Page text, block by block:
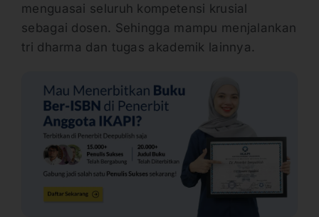
menguasai seluruh kompetensi krusial
sebagai dosen. Sehingga mampu menjalankan
tri dharma dan tugas akademik lainnya.